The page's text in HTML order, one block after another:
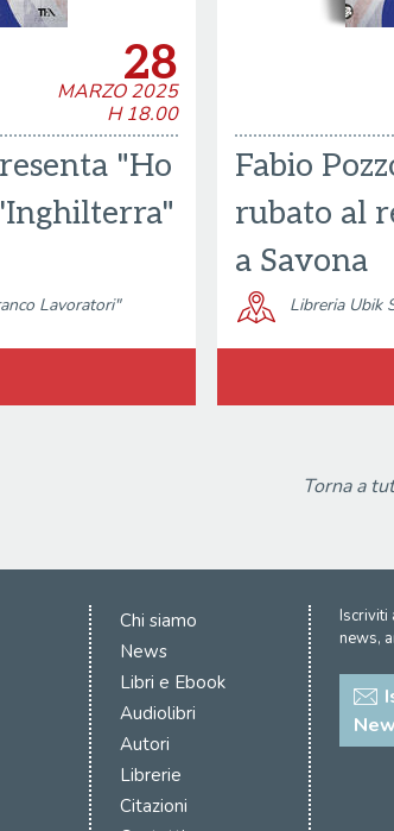
28
MARZO 2025
H 18.00
"Ho
Lavoratori"
Fabio
rubato al
a Savona
Libreria Ubik
Torna a
Chi siamo
News
Libri e Ebook
Audiolibri
Autori
Librerie
Citazioni
Iscriviti
news,